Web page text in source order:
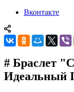
Вконтакте
# Браслет
Идеальный